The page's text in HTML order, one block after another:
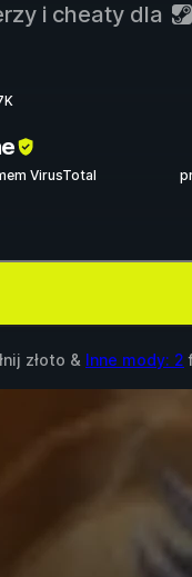
i cheaty dla
VirusTotal
złoto & Inne mody: 2